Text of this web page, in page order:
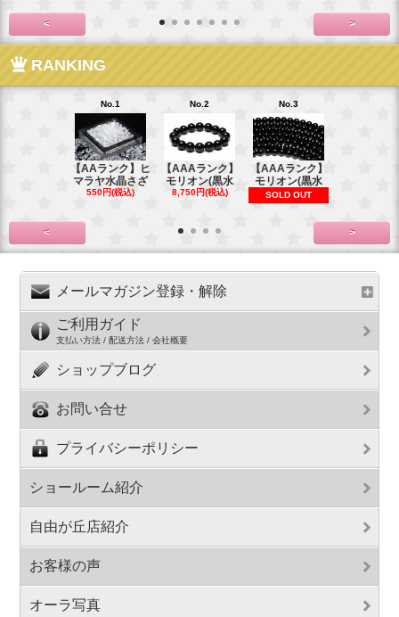
< >
RANKING
No.1
【AAランク】ヒ
マラヤ水晶さざ
550円(税込)
No.2
【AAAランク】
モリオン(黒水
8,750円(税込)
No.3
【AAAランク】
モリオン(黒水
SOLD OUT
< >
メールマガジン登録・解除
ご利用ガイド
支払い方法 / 配送方法 / 会社概要
ショップブログ
お問い合せ
プライバシーポリシー
ショールーム紹介
自由が丘店紹介
お客様の声
オーラ写真